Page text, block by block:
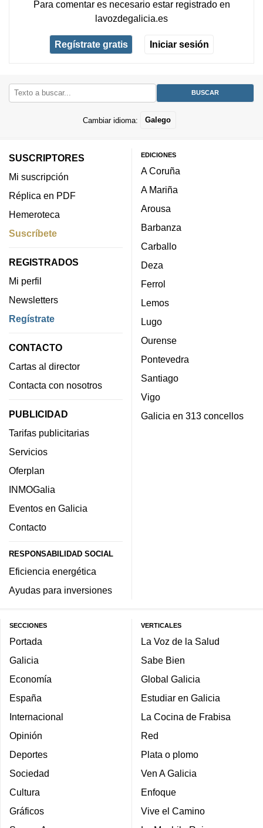
Para comentar es necesario estar registradoen
lavozdegalicia.es
Regístrate gratis Iniciar sesión
Cambiar idioma: Galego
SUSCRIPTORES
Mi suscripción
Réplica en PDF
Hemeroteca
Suscríbete
REGISTRADOS
Mi perfil
Newsletters
Regístrate
CONTACTO
Cartas al director
Contacta con nosotros
PUBLICIDAD
Tarifas publicitarias
Servicios
Oferplan
INMOGalia
Eventos en Galicia
Contacto
RESPONSABILIDAD SOCIAL
Eficiencia energética
Ayudas para inversiones
EDICIONES
A Coruña
A Mariña
Arousa
Barbanza
Carballo
Deza
Ferrol
Lemos
Lugo
Ourense
Pontevedra
Santiago
Vigo
Galicia en 313 concellos
SECCIONES
Portada
Galicia
Economía
España
Internacional
Opinión
Deportes
Sociedad
Cultura
Gráficos
VERTICALES
La Voz de la Salud
Sabe Bien
Global Galicia
Estudiar en Galicia
La Cocina de Frabisa
Red
Plata o plomo
Ven A Galicia
Enfoque
Vive el Camino